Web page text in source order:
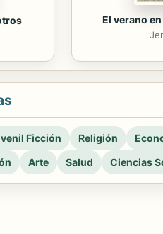
El verano
Ficción Religión
Arte Salud Ciencias